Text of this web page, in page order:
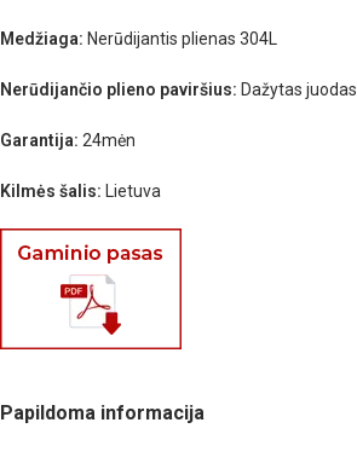
Medžiaga: Nerūdijantis plienas 304L
Nerūdijančio plieno paviršius: Dažytas juodas
Garantija: 24mėn
Kilmės šalis: Lietuva
Papildoma informacija